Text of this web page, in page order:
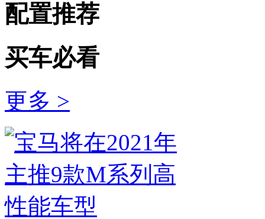
配置推荐
买车必看
更多 >